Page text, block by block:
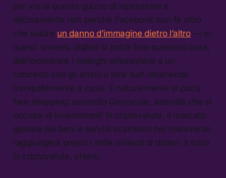
per via di questo guizzo di ispirazione e
decisamente non perché Facebook non fa altro
che subire un danno d’immagine dietro l’altro — in
questi universi digitali si potrà fare qualsiasi cosa,
dall’incontrare i colleghi all’assistere a un
concerto con gli amici o fare surf rimanendo
tranquillamente a casa. E naturalmente si potrà
fare shopping: secondo Grayscale, azienda che si
occupa di investimenti in criptovalute, il mercato
globale dei beni e servizi scambiati nel metaverso
raggiungerà presto i mille miliardi di dollari. Il tutto
in criptovalute, chiaro.